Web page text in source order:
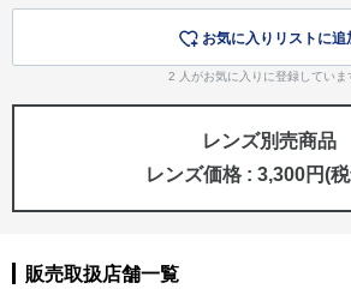
お気に入りリストに追
2 人がお気に入りに登録していま
レンズ別売商品
レンズ価格 : 3,300円(
販売取扱店舗一覧